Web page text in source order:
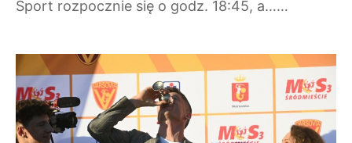
Sport rozpocznie się o godz. 18:45, a……